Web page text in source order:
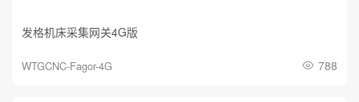
发格机床采集网关4G版
WTGCNC-Fagor-4G 788